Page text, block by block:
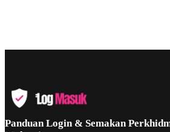
Panduan Login & Semakan